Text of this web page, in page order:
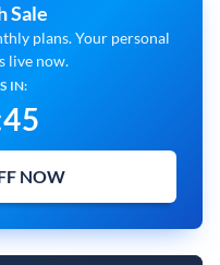
Sale
plans. Your personal
live now.
IN:
44
NOW